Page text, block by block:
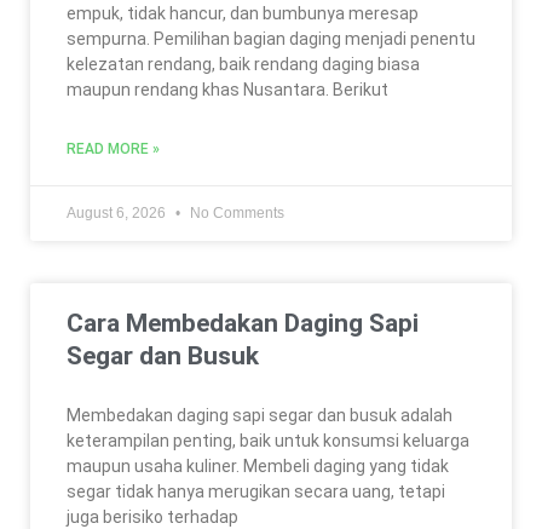
empuk, tidak hancur, dan bumbunya meresap
sempurna. Pemilihan bagian daging menjadi penentu
kelezatan rendang, baik rendang daging biasa
maupun rendang khas Nusantara. Berikut
READ MORE »
August 6, 2026 No Comments
Cara Membedakan Daging Sapi
Segar dan Busuk
Membedakan daging sapi segar dan busuk adalah
keterampilan penting, baik untuk konsumsi keluarga
maupun usaha kuliner. Membeli daging yang tidak
segar tidak hanya merugikan secara uang, tetapi
juga berisiko terhadap